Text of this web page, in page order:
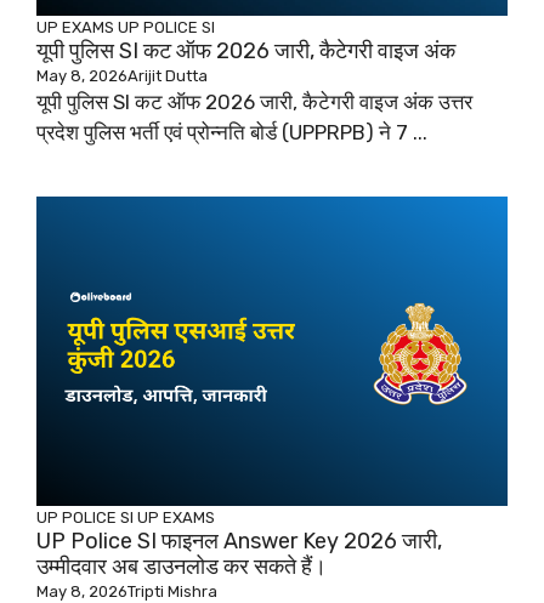
UP EXAMS UP POLICE SI
यूपी पुलिस SI कट ऑफ 2026 जारी, कैटेगरी वाइज अंक
May 8, 2026Arijit Dutta
यूपी पुलिस SI कट ऑफ 2026 जारी, कैटेगरी वाइज अंक उत्तर
प्रदेश पुलिस भर्ती एवं प्रोन्नति बोर्ड (UPPRPB) ने 7 ...
UP POLICE SI UP EXAMS
UP Police SI फाइनल Answer Key 2026 जारी,
उम्मीदवार अब डाउनलोड कर सकते हैं।
May 8, 2026Tripti Mishra